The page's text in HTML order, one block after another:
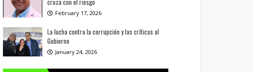
cruza con el riesgo
February 17, 2026
La lucha contra la corrupción y las críticas al
Gobierno
January 24, 2026